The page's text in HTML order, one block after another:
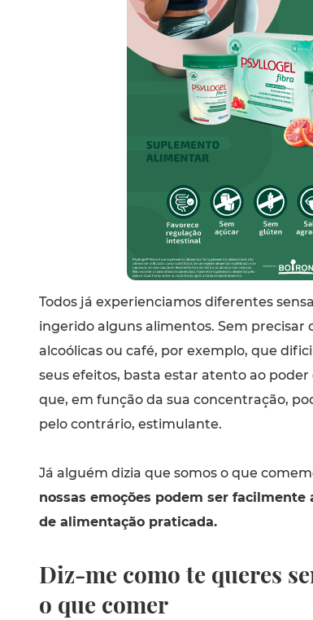
Todos já experienciamos diferentes
ingerido alguns alimentos. Sem precisar
alcoólicas ou café, por exemplo, que
seus efeitos, basta estar atento ao
que, em função da sua concentração,
pelo contrário, estimulante.
Já alguém dizia que somos o que
nossas emoções podem ser facilmente
de alimentação praticada.
Diz-me como te queres
o que comer